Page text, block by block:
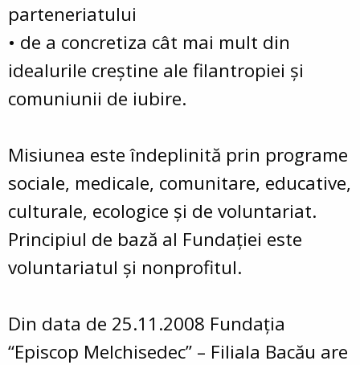
parteneriatului
• de a concretiza cât mai mult din
idealurile creştine ale filantropiei şi
comuniunii de iubire.
Misiunea este îndeplinită prin programe
sociale, medicale, comunitare, educative,
culturale, ecologice şi de voluntariat.
Principiul de bază al Fundaţiei este
voluntariatul şi nonprofitul.
Din data de 25.11.2008 Fundaţia
“Episcop Melchisedec” – Filiala Bacău are